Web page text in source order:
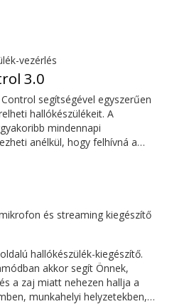
vezérlés
3.0
segítségével egyszerűen
hallókészülékeit. A
mindennapi
anélkül, hogy felhívná a
és streaming kiegészítő
hallókészülék-kiegészítő.
akkor segít Önnek,
a zaj miatt nehezen hallja a
munkahelyi helyzetekben,